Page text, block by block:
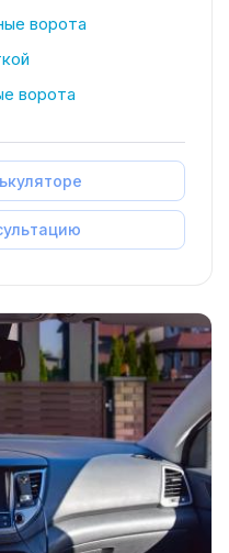
ворота
ворота